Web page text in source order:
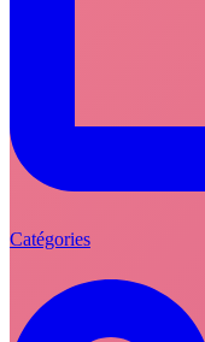
Catégories